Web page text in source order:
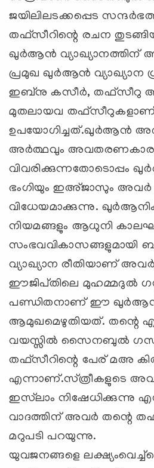
ജയിലിലടക്കപ്പെട
തഫ്‌സീറിന്റെ രചന
ഖുര്‍ആന്‍ വ്യാഖ്യാനത്തിന്‌
പ്രമുഖ ഖുര്‍ആന്‍ വ്യാഖ്യാന
ഇബ്‌നു കസീര്‍, തഫ്‌സീറു
മുതലായവ
ഉപയോഗിച്ചത്‌.ഖുര്‍ആന്‍
അര്‍ത്ഥവും
വിവരിക്കുന്നതോടൊപ്പം
ഭംഗിയും ഇഅ്‌ജാസും അവര്‍
വിധേയമാക്കുന്നു.
നിയമങ്ങളും ആധുനി
സംഭവവികാസങ്ങളുമായി
വ്യാഖ്യാന രീതിയാണ്‌ അവര്‍
ഈജിപ്‌തിലെ മുഹമ്മദുല്‍
പണ്ഡിതനാണ്‌ ഈ ഖുര്‍ആന്‍
ആമുഖമെഴുതിയത്‌. തന്റെ
വയസ്സില്‍ സൈനബുല്‍
തഫ്‌സീറിന്റെ പേര്‌ മഅ
എന്നാണ്‌.സ്‌ത്രീകളുടെ
ഇസ്‌ലാം നിഷേധിക്കുന്നു
വാദത്തിന്‌ അവര്‍ തന്റെ
മറുപടി പറയുന്നു.
യുവജനങ്ങളെ